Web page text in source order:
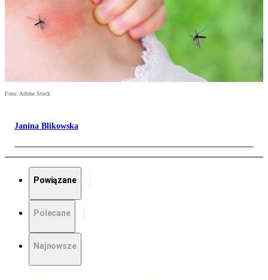
Foto: Adobe Stock
Janina Blikowska
Powiązane
Polecane
Najnowsze